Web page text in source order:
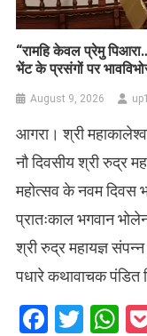
​“रामहि केवल प्रेमु
भेंट के प्रसंगों पर
August 9, 2026
आगरा। श्री
नौ दिवसीय श्री रुद्र
महोत्सव के नवम दिवस
प्रातःकाल भगवान
श्री रुद्र महायज्ञ
पधारे कथावाचक पंडित